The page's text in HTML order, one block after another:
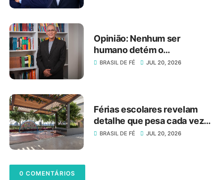
Opinião: Nenhum ser
humano detém o
conhecimento absoluto
BRASIL DE FÉ JUL 20, 2026
Férias escolares revelam
detalhe que pesa cada vez
mais na escolha de um
BRASIL DE FÉ JUL 20, 2026
0 COMENTÁRIOS